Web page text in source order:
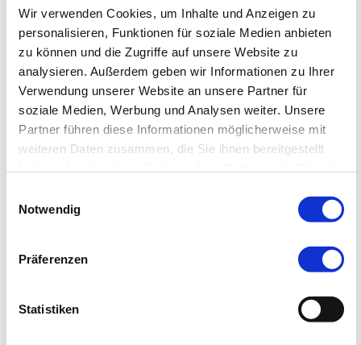
Wir verwenden Cookies, um Inhalte und Anzeigen zu
personalisieren, Funktionen für soziale Medien anbieten
zu können und die Zugriffe auf unsere Website zu
analysieren. Außerdem geben wir Informationen zu Ihrer
Verwendung unserer Website an unsere Partner für
soziale Medien, Werbung und Analysen weiter. Unsere
Partner führen diese Informationen möglicherweise mit
weiteren Daten zusammen, die Sie ihnen bereitgestellt
Notwendig
Präferenzen
Statistiken
Klinik für Frauenheilkunde
mit dem DKG-zertifizierten Brustzentrum und
dem Gynäkologischen Krebszentrum des
Klinikums Nürnberg
Klinik für Hals-Nasen-Ohrenheilkunde
Klinik für Mund-, Kiefer- und plastische
Gesichtschirurgie
Kopf-Hals-Tumorzentrum Klinikum Nürnberg
Klinik für Neurologie